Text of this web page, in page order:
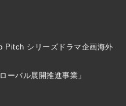
Pitch シリーズドラマ企画海外
ーバル展開推進事業」